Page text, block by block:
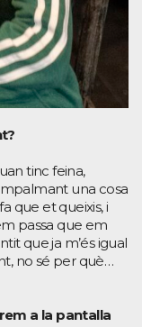
tinc feina,
una cosa
que et queixis, i
passa que em
que ja m’és igual
no sé per què…
a la pantalla